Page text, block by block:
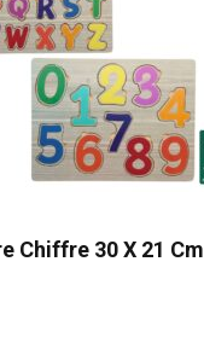
Chiffre 30 X 21 Cm